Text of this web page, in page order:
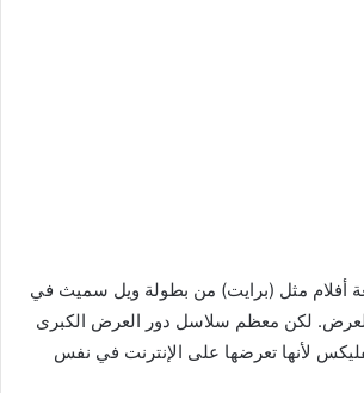
أفلام مثل (برايت) من بطولة ويل سميث في
لكن معظم سلاسل دور العرض الكبرى
لأنها تعرضها على الإنترنت في نفس